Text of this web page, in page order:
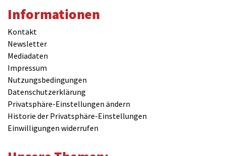
Informationen
Kontakt
Newsletter
Mediadaten
Impressum
Nutzungsbedingungen
Datenschutzerklärung
Privatsphäre-Einstellungen ändern
Historie der Privatsphäre-Einstellungen
Einwilligungen widerrufen